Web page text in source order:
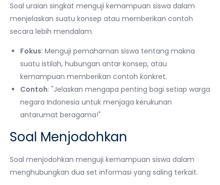
Soal uraian singkat menguji kemampuan siswa dalam
menjelaskan suatu konsep atau memberikan contoh
secara lebih mendalam.
Fokus: Menguji pemahaman siswa tentang makna
suatu istilah, hubungan antar konsep, atau
kemampuan memberikan contoh konkret.
Contoh: "Jelaskan mengapa penting bagi setiap warga
negara Indonesia untuk menjaga kerukunan
antarumat beragama!"
Soal Menjodohkan
Soal menjodohkan menguji kemampuan siswa dalam
menghubungkan dua set informasi yang saling terkait.